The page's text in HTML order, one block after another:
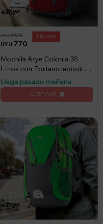
UYU 770
UYU900 14
Mochila Arye Colonia 35
Litros con Portanotebook -
Rojo
Llega pasado mañana